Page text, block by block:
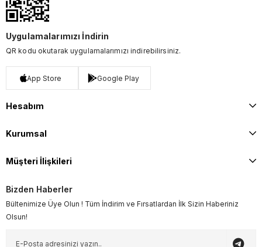
Uygulamalarımızı İndirin
QR kodu okutarak uygulamalarımızı indirebilirsiniz.
App Store Google Play
Hesabım
Kurumsal
Müşteri İlişkileri
Bizden Haberler
Bültenimize Üye Olun ! Tüm İndirim ve Fırsatlardan İlk Sizin Haberiniz
Olsun!